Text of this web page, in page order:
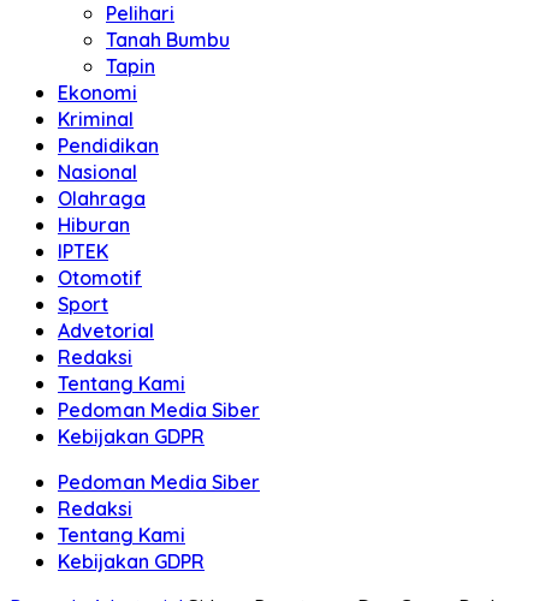
Pelihari
Tanah Bumbu
Tapin
Ekonomi
Kriminal
Pendidikan
Nasional
Olahraga
Hiburan
IPTEK
Otomotif
Sport
Advetorial
Redaksi
Tentang Kami
Pedoman Media Siber
Kebijakan GDPR
Pedoman Media Siber
Redaksi
Tentang Kami
Kebijakan GDPR